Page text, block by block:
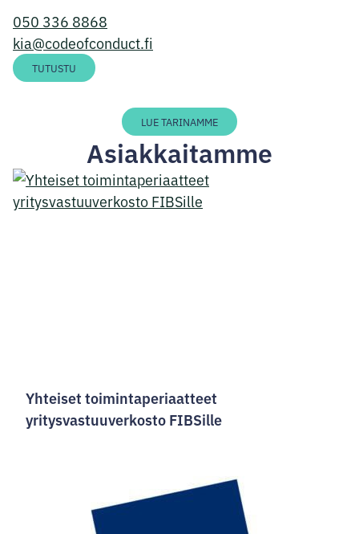
050 336 8868
kia@codeofconduct.fi
LinkedIn
TUTUSTU
LUE TARINAMME
Asiakkaitamme
Yhteiset toimintaperiaatteet
yritysvastuuverkosto FIBSille